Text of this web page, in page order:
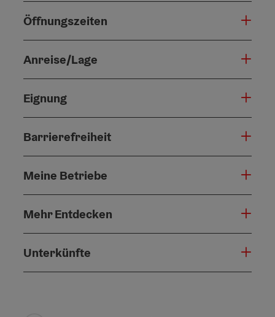
Öffnungszeiten
Anreise/Lage
Eignung
Barrierefreiheit
Meine Betriebe
Mehr Entdecken
Unterkünfte